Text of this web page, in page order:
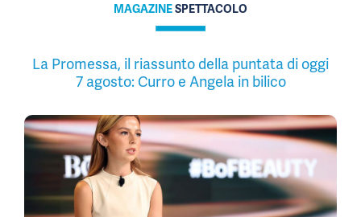
MAGAZINESPETTACOLO
La Promessa, il riassunto della puntata di oggi
7 agosto: Curro e Angela in bilico